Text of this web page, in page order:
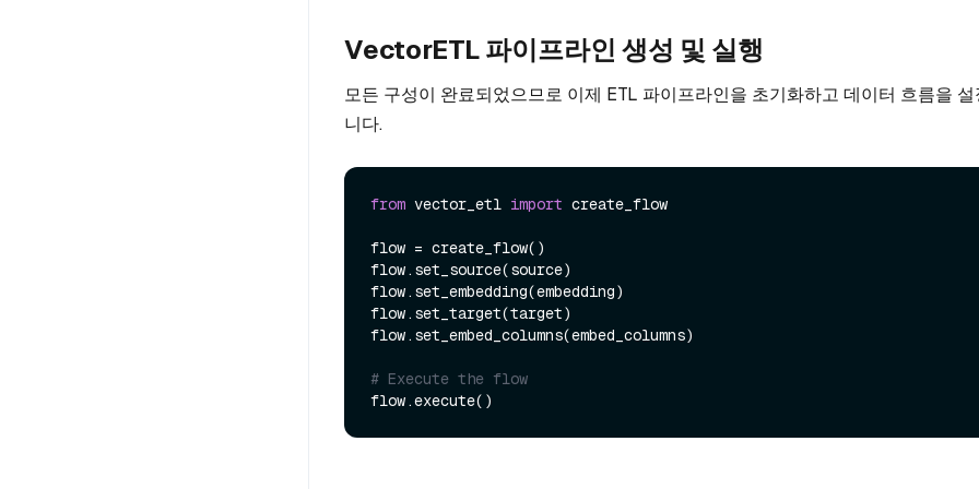
VectorETL 파이프라인 생성 및 실행
모든 구성이 완료되었으므로 이제 ETL 파이프라인을 초기화하고 데이터 흐름을
니다.
from vector_etl import create_flow
flow = create_flow()
flow.set_source(source)
flow.set_embedding(embedding)
flow.set_target(target)
flow.set_embed_columns(embed_columns)
# Execute the flow